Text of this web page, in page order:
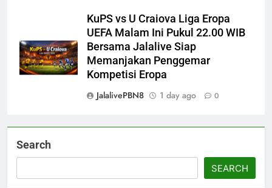
KuPS vs U Craiova Liga Eropa
UEFA Malam Ini Pukul 22.00 WIB
Bersama Jalalive Siap
Memanjakan Penggemar
Kompetisi Eropa
JalalivePBN8
1 day ago 0
Search
SEARCH